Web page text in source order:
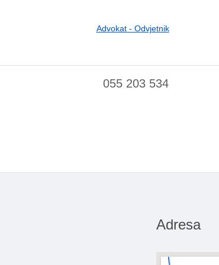
Advokat - Odvjetnik
055 203 534
Adresa